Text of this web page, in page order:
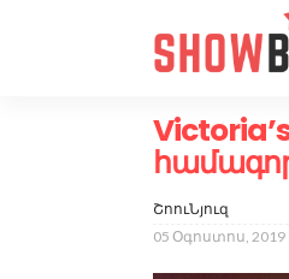
ՇոուՆյուզ
05 Օգոստոս, 2019